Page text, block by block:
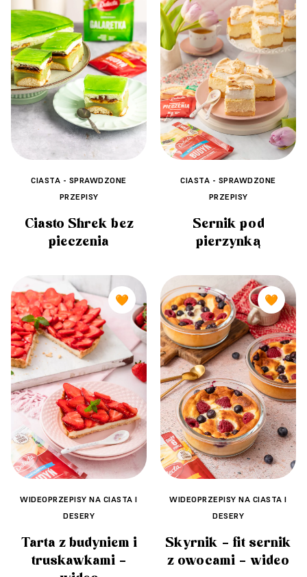
CIASTA - SPRAWDZONE
PRZEPISY
Ciasto Shrek bez
pieczenia
CIASTA - SPRAWDZONE
PRZEPISY
Sernik pod
pierzynką
🧡
WIDEOPRZEPISY NA CIASTA I
DESERY
Tarta z budyniem i
truskawkami –
🧡
WIDEOPRZEPISY NA CIASTA I
DESERY
Skyrnik – fit sernik
z owocami – wideo